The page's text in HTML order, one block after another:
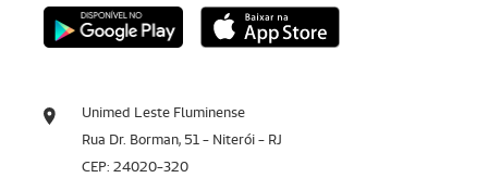
Unimed Leste Fluminense
Rua Dr. Borman, 51 - Niterói - RJ
CEP: 24020-320